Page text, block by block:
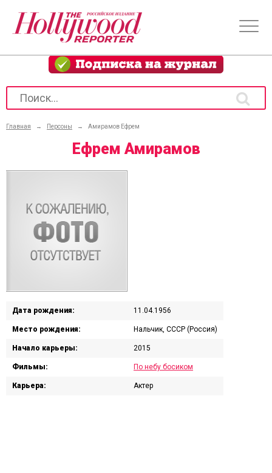
Главная → Персоны → Амирамов Ефрем
Ефрем Амирамов
Дата рождения: 11.04.1956
Место рождения: Нальчик, СССР (Россия)
Начало карьеры: 2015
Фильмы: По небу босиком
Карьера: Актер